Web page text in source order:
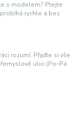
s modelem? Ptejte
rychle a bez
rozumí. Přijďte si vše
ulici (Po–Pá